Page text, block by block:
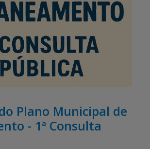
Plano Municipal de
- 1ª Consulta